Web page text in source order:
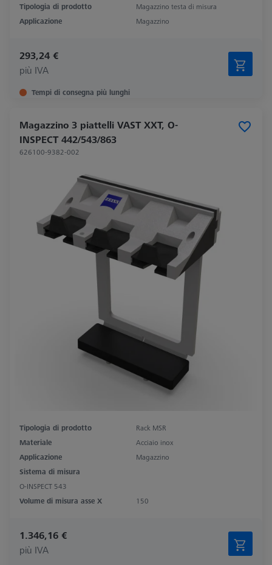
Tipologia di prodotto
Magazzino testa di misura
Applicazione
Magazzino
293,24 €
più IVA
Tempi di consegna più lunghi
Magazzino 3 piattelli VAST XXT, O-
INSPECT 442/543/863
626100-9382-002
Tipologia di prodotto
Rack MSR
Materiale
Acciaio inox
Applicazione
Magazzino
Sistema di misura
O-INSPECT 543
Volume di misura asse X
150
1.346,16 €
più IVA